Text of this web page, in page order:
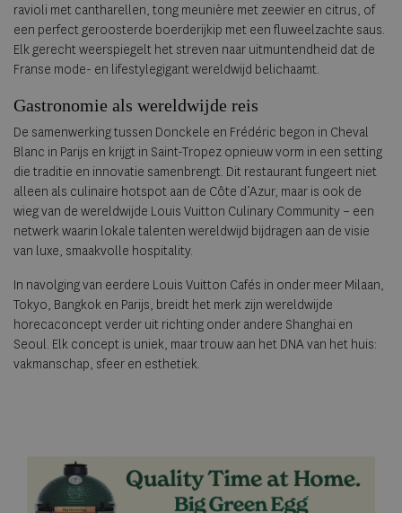
ravioli met cantharellen, tong meunière met zeewier en citrus, of
een perfect geroosterde boerderijkip met een fluweelzachte saus.
Elk gerecht weerspiegelt het streven naar uitmuntendheid dat de
Franse mode- en lifestylegigant wereldwijd belichaamt.
Gastronomie als wereldwijde reis
De samenwerking tussen Donckele en Frédéric begon in Cheval
Blanc in Parijs en krijgt in Saint-Tropez opnieuw vorm in een setting
die traditie en innovatie samenbrengt. Dit restaurant fungeert niet
alleen als culinaire hotspot aan de Côte d’Azur, maar is ook de
wieg van de wereldwijde Louis Vuitton Culinary Community – een
netwerk waarin lokale talenten wereldwijd bijdragen aan de visie
van luxe, smaakvolle hospitality.
In navolging van eerdere Louis Vuitton Cafés in onder meer Milaan,
Tokyo, Bangkok en Parijs, breidt het merk zijn wereldwijde
horecaconcept verder uit richting onder andere Shanghai en
Seoul. Elk concept is uniek, maar trouw aan het DNA van het huis:
vakmanschap, sfeer en esthetiek.